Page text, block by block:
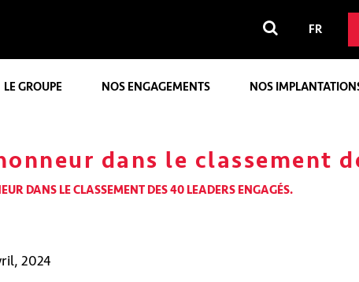
FR
LE GROUPE NOS ENGAGEMENTS NOS
dans le classement
DANS LE CLASSEMENT DES 40 LEADERS ENGAGÉS.
2024